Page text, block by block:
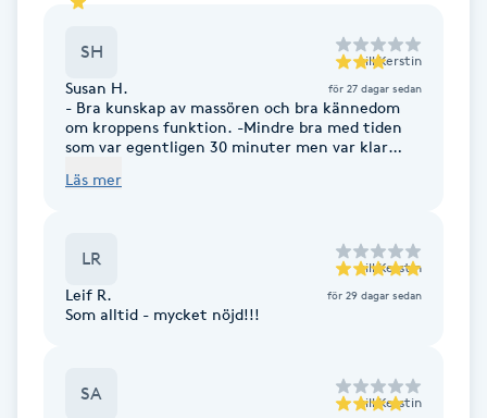
Cryoterapi
Damklippning
Enzympeeling
SH till Kerstin
Susan H. för 27 dagar sedan
- Bra kunskap av massören och bra kännedom
om kroppens funktion. -Mindre bra med tiden
som var egentligen 30 minuter men var klar
till det är 500 kr. - Saknas lugn atmosfär runt
professionell i sitt sätt att påpeka en händelse
med "fästing"
Läs mer
LR till Kerstin
Leif R. för 29 dagar sedan
Som alltid - mycket nöjd!!!
SA till Kerstin